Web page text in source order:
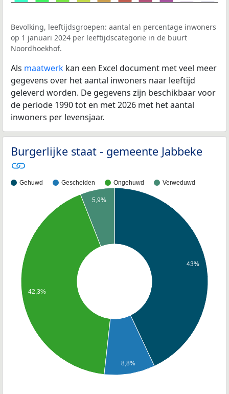
Bevolking, leeftijdsgroepen: aantal en percentage inwoners
op 1 januari 2024 per leeftijdscategorie in de buurt
Noordhoekhof.
Als maatwerk kan een Excel document met veel meer
gegevens over het aantal inwoners naar leeftijd
geleverd worden. De gegevens zijn beschikbaar voor
de periode 1990 tot en met 2026 met het aantal
inwoners per levensjaar.
Burgerlijke staat - gemeente Jabbeke
Gehuwd Gescheiden Ongehuwd Verweduwd
43%
5,9%
42,3%
8,8%